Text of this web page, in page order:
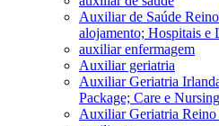
Auxiliar de Saúde
alojamento; Hospitais e
auxiliar enfermagem
Auxiliar geriatria
Auxiliar Geriatria
Package; Care e
Auxiliar Geriatria